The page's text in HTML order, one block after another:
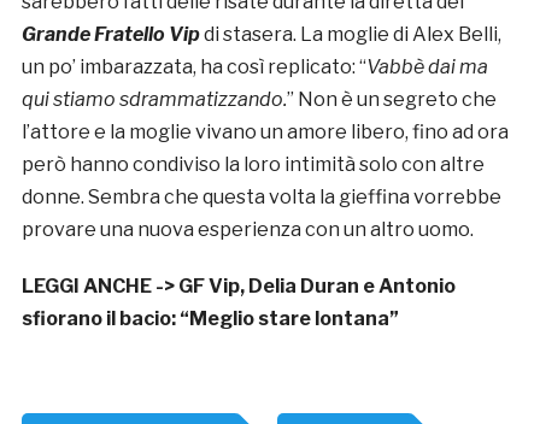
Grande Fratello Vipdi stasera. La moglie di Alex Belli,
un po’ imbarazzata, ha così replicato: “Vabbè dai ma
qui stiamo sdrammatizzando.” Non è un segreto che
l’attore e la moglie vivano un amore libero, fino ad ora
però hanno condiviso la loro intimità solo con altre
donne. Sembra che questa volta la gieffina vorrebbe
provare una nuova esperienza con un altro uomo.
LEGGI ANCHE -> GF Vip, Delia Duran e Antonio
sfiorano il bacio: “Meglio stare lontana”